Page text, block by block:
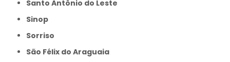
Santo Antônio do Leste
Sinop
Sorriso
São Félix do Araguaia